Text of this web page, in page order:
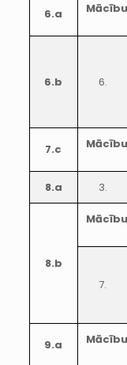
6.a
6.b 6.
7.c
8.a 3.
8.b
7.
9.a